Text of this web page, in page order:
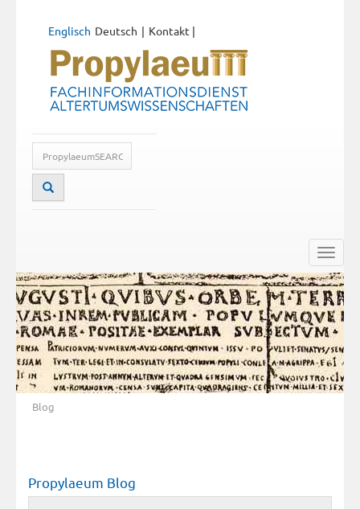
Deutsch
Englisch Kontakt |
Toggle
Blog
Propylaeum Blog